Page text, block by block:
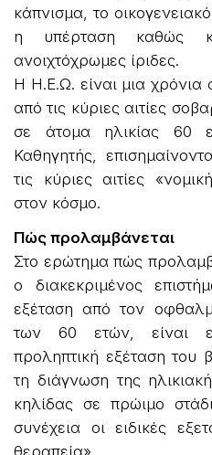
κάπνισμα, το
η υπέρταση καθώς
ανοιχτόχρωμες ίριδες.
Η Η.Ε.Ω. είναι μια χρόνια
από τις κύριες αιτίες
σε άτομα ηλικίας 60
Καθηγητής,
τις κύριες αιτίες
στον κόσμο.
Πώς προλαμβάνεται
Στο ερώτημα πώς
ο διακεκριμένος
εξέταση από τον
των 60 ετών, είναι
προληπτική εξέταση
τη διάγνωση της
κηλίδας σε πρώιμο
συνέχεια οι ειδικές